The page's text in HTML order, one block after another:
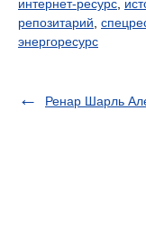
интернет-ресурс
репозитарий
энергоресурс
Ренар Шарль